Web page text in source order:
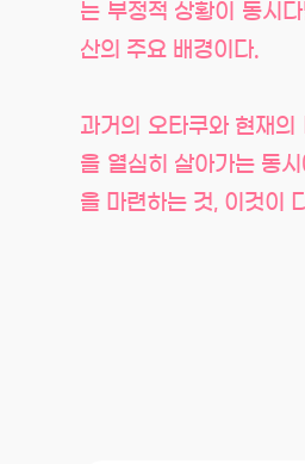
는 부정적 상황이 동시
산의 주요 배경이다.
과거의 오타쿠와 현재의
을 열심히 살아가는 동
을 마련하는 것, 이것이